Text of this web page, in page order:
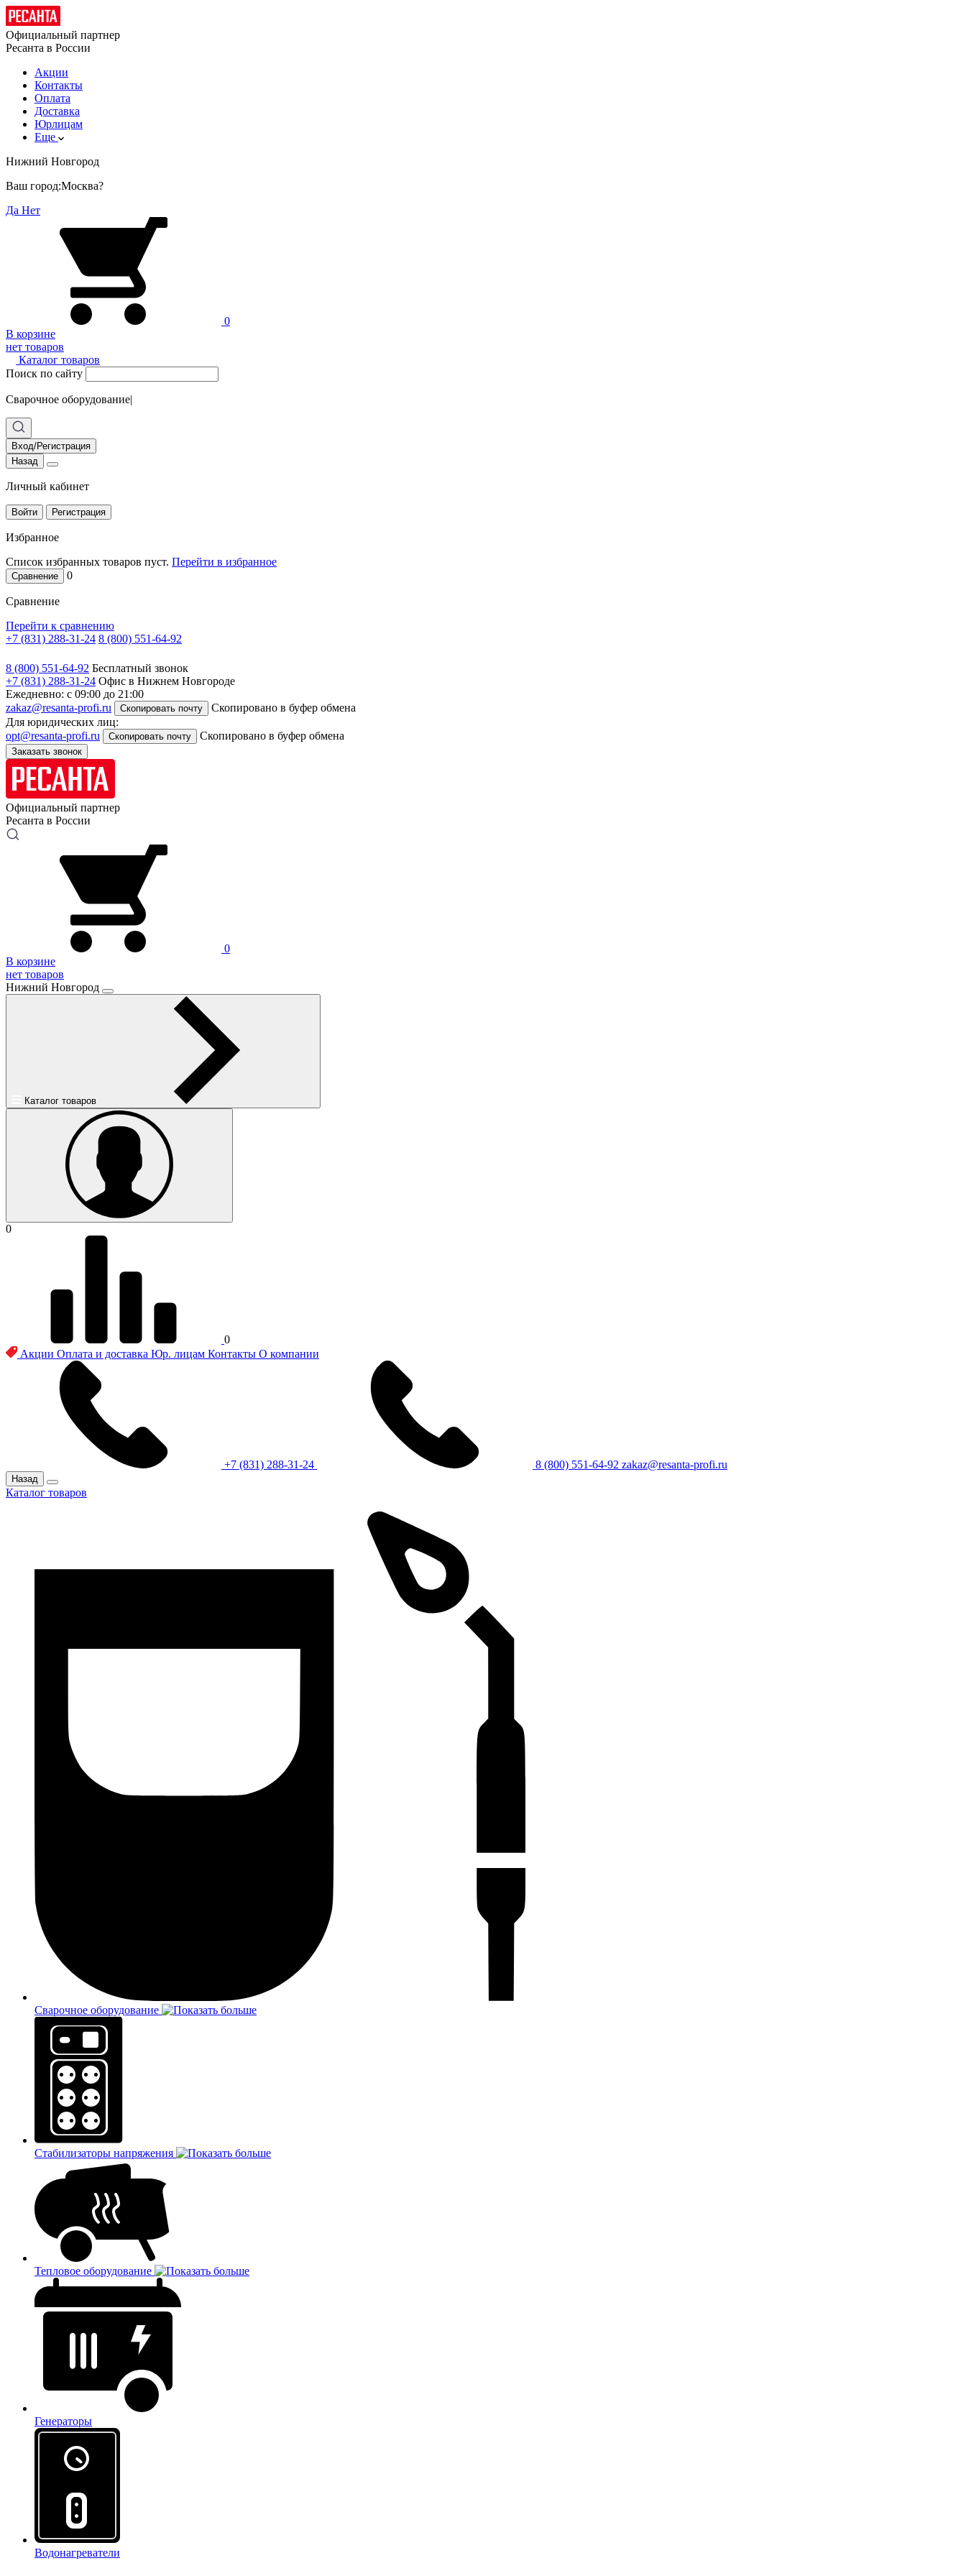
Официальный партнер
Ресанта в России
Акции
Контакты
Оплата
Доставка
Юрлицам
Еще
Нижний Новгород
Ваш город:Москва?
Да Нет
0
В корзине
нет товаров
Каталог товаров
Поиск по сайту
Сварочное оборудование|
Вход/Регистрация
Назад
Личный кабинет
Войти Регистрация
Избранное
Список избранных товаров пуст. Перейти в избранное
Сравнение 0
Сравнение
Перейти к сравнению
+7 (831) 288-31-24 8 (800) 551-64-92
8 (800) 551-64-92 Бесплатный звонок
+7 (831) 288-31-24 Офис в Нижнем Новгороде
Ежедневно: с 09:00 до 21:00
zakaz@resanta-profi.ru
Скопировать почту
Скопировано в буфер обмена
Для юридических лиц:
opt@resanta-profi.ru
Скопировать почту Скопировано в буфер обмена
Заказать звонок
Официальный партнер
Ресанта в России
0
В корзине
нет товаров
Нижний Новгород
Каталог товаров
0
0
Акции Оплата и доставка Юр. лицам Контакты О компании
+7 (831) 288-31-24 8 (800) 551-64-92 zakaz@resanta-profi.ru
Назад
Каталог товаров
Сварочное оборудование
Стабилизаторы напряжения
Тепловое оборудование
Генераторы
Водонагреватели